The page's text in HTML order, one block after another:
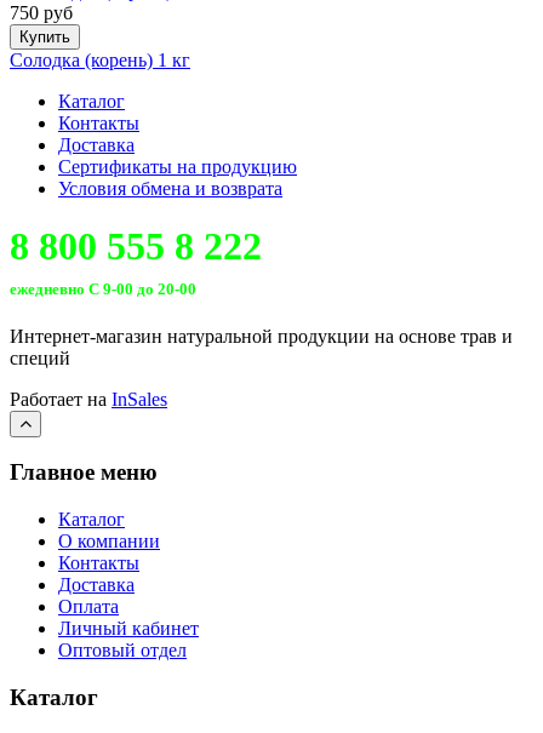
750 руб
Купить
Солодка (корень) 1 кг
Каталог
Контакты
Доставка
Сертификаты на продукцию
Условия обмена и возврата
8 800 555 8 222
ежедневно С 9-00 до 20-00
Интернет-магазин натуральной продукции на основе трав и
специй
Работает на InSales
Главное меню
Каталог
О компании
Контакты
Доставка
Оплата
Личный кабинет
Оптовый отдел
Каталог